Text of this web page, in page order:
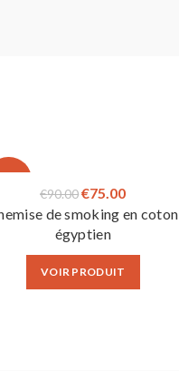
€90.00Le
prix
initial
était :
€75.00Le
prix
est :
de smoking en coton
égyptien
VOIR PRODUIT